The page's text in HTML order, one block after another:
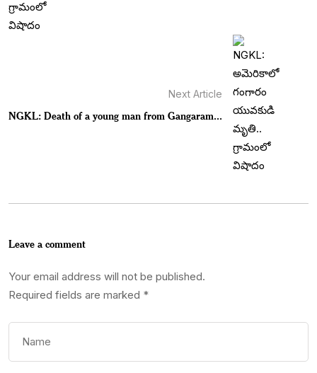
Next Article
NGKL: Death of a young man from Gangaram...
Leave a comment
Your email address will not be published.
Required fields are marked *